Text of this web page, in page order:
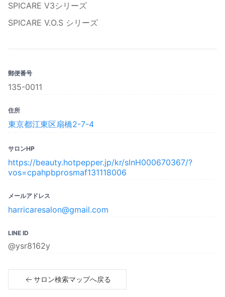
SPICARE V3シリーズ
SPICARE V.O.S シリーズ
郵便番号
135-0011
住所
東京都江東区扇橋2-7-4
サロンHP
https://beauty.hotpepper.jp/kr/slnH000670367/?
vos=cpahpbprosmaf131118006
メールアドレス
harricaresalon@gmail.com
LINE ID
@ysr8162y
サロン検索マップへ戻る